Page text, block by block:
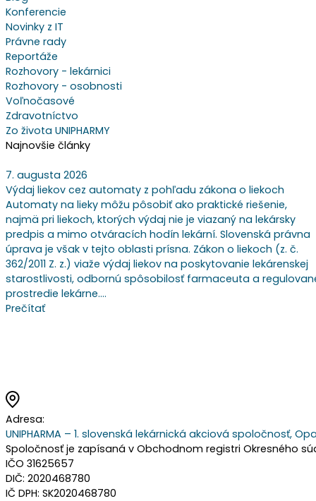
Konferencie
Novinky z IT
Právne rady
Reportáže
Rozhovory - lekárnici
Rozhovory - osobnosti
Voľnočasové
Zdravotníctvo
Zo života UNIPHARMY
Najnovšie články
7. augusta 2026
Výdaj liekov cez automaty z pohľadu zákona o liekoch
Automaty na lieky môžu pôsobiť ako praktické riešenie,
najmä pri liekoch, ktorých výdaj nie je viazaný na lekársky
predpis a mimo otváracích hodín lekární. Slovenská právna
úprava je však v tejto oblasti prísna. Zákon o liekoch (z. č.
362/2011 Z. z.) viaže výdaj liekov na poskytovanie lekárenskej
starostlivosti, odbornú spôsobilosť farmaceuta a
prostredie lekárne.…
Prečítať
Adresa:
UNIPHARMA – 1. slovenská lekárnická akciová spoločnosť,
Spoločnosť je zapísaná v Obchodnom registri Okresného
IČO 31625657
DIČ: 2020468780
IČ DPH: SK2020468780